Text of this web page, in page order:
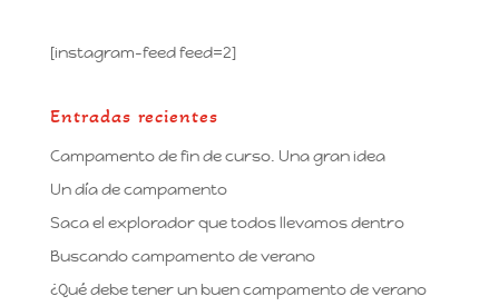
[instagram-feed feed=2]
Entradas recientes
Campamento de fin de curso. Una gran idea
Un día de campamento
Saca el explorador que todos llevamos dentro
Buscando campamento de verano
¿Qué debe tener un buen campamento de verano